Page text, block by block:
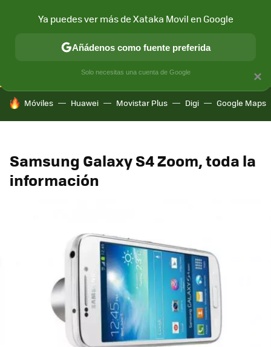
CONECTIVIDAD MÓVIL Y SOCIEDAD APLICACIONES
HOY SE HABLA DE
Móviles Huawei Movistar Plus Digi Google Maps
Samsung Galaxy S4 Zoom, toda la
información
×
Ya puedes ver más de Xataka Movil en Google
Añádenos como fuente preferida
Solo necesitas una cuenta de Google